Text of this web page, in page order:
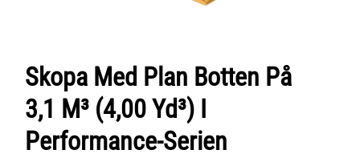
Skopa Med Plan Botten På
3,1 M³ (4,00 Yd³) I
Performance-Serien